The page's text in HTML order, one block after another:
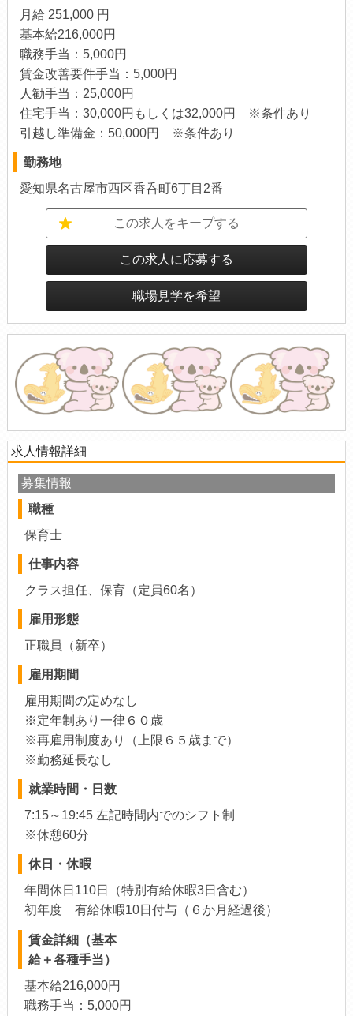
月給 251,000 円
基本給216,000円
職務手当：5,000円
賃金改善要件手当：5,000円
人勧手当：25,000円
住宅手当：30,000円もしくは32,000円 ※条件あり
引越し準備金：50,000円 ※条件あり
勤務地
愛知県名古屋市西区香呑町6丁目2番
この求人をキープする
この求人に応募する
職場見学を希望
求人情報詳細
募集情報
職種
保育士
仕事内容
クラス担任、保育（定員60名）
雇用形態
正職員（新卒）
雇用期間
雇用期間の定めなし
※定年制あり一律６０歳
※再雇用制度あり（上限６５歳まで）
※勤務延長なし
就業時間・日数
7:15～19:45 左記時間内でのシフト制
※休憩60分
休日・休暇
年間休日110日（特別有給休暇3日含む）
初年度 有給休暇10日付与（６か月経過後）
賃金詳細（基本
給＋各種手当）
基本給216,000円
職務手当：5,000円